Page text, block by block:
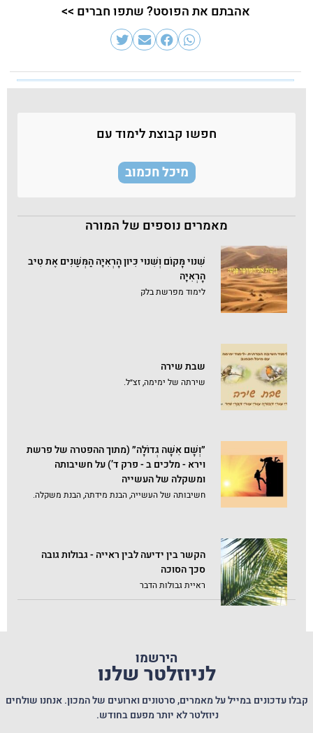
חפשו קבוצת לימוד עם
מיכל חכמוב
מאמרים נוספים של המורה
שִׁנּוּי מָּקוֹם וְשִׁנּוּי כִּיּוּן הָרְאִיָּה הַמְּשַׁנִּים אֶת טִיב
הָרְאִיָּה
לימוד מפרשת בלק
שבת שירה
שירתה של ימימה, זצ״ל.
״וְשָׁם אִשָּׁה גְדוֹלָה״ (מתוך ההפטרה של פרשת
וירא - מלכים ב - פרק ד’) על חשיבותה
ומשקלה של העשייה
חשיבותה של העשייה, הבנת מידתה, הבנת משקלה.
הקשר בין ידיעה לבין ראייה - גבולות גובה
סכך הסוכה
ראיית גבולות הדבר
אהבתם את הפוסט? שתפו חברים >>
הירשמו
לניוזלטר שלנו
קבלו עדכונים במייל על מאמרים, סרטונים וארועים של המכון. אנחנו שולחים
ניוזלטר לא יותר מפעם בחודש.